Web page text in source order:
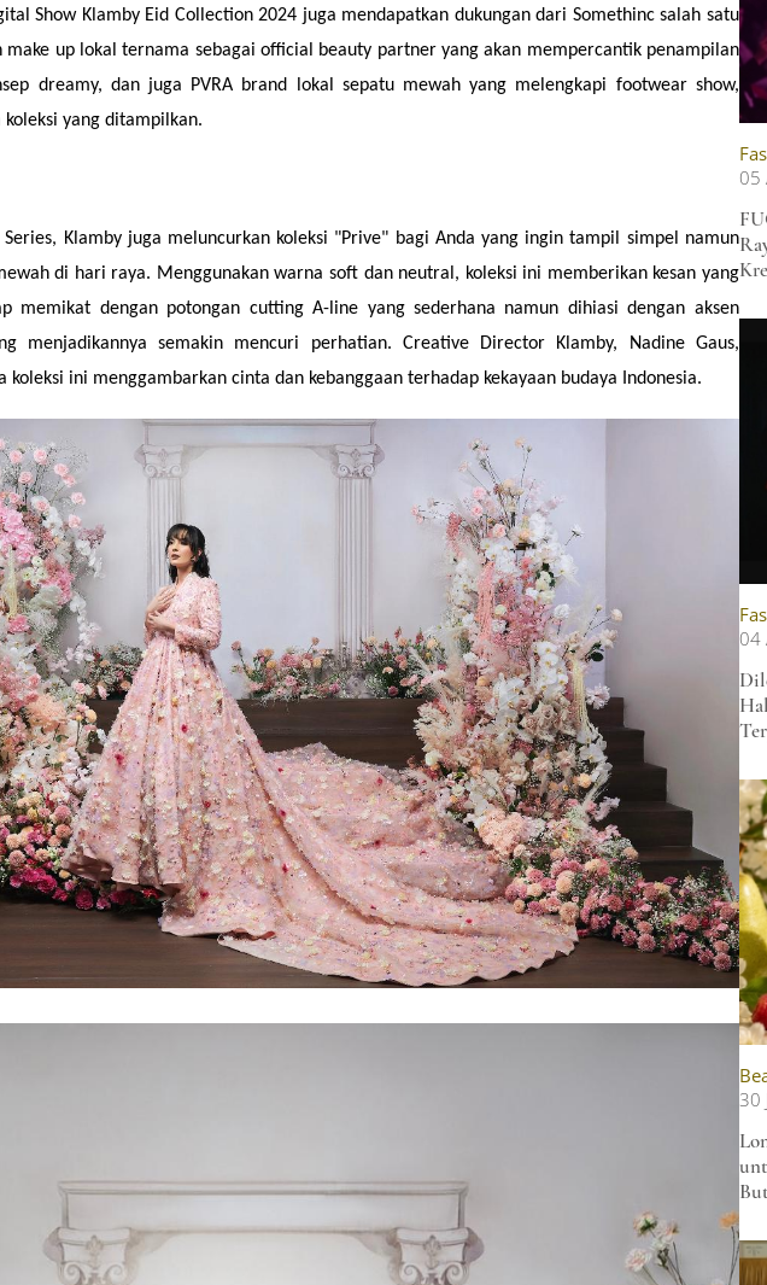
dihadirkan mencerminkan keanekaragaman budaya, keragaman hayati, dan kecantikan
ini juga menampilkan keragaman etnis dari berbagai daerah, memberikan sentuhan
masing daerah dengan keindahan bunga-bunga endemik yang tumbuh di tempat-tempat
Show Klamby Eid Collection 2024 juga mendapatkan dukungan dari Somethinc salah satu
make up lokal ternama sebagai official beauty partner yang akan mempercantik penampilan
dreamy, dan juga PVRA brand lokal sepatu mewah yang melengkapi footwear show,
koleksi yang ditampilkan.
05
04
30